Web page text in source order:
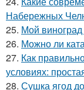
Набережных
25. Мой виноград
26. Можно ли
27. Как
условиях:
28. Сушка ягод